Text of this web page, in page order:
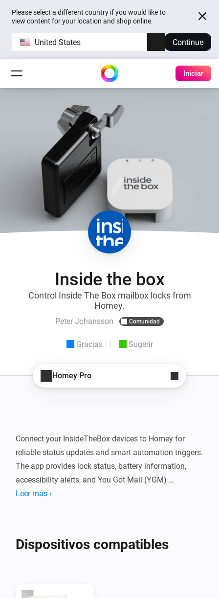
Please select a different country if you would like to
view content for your location and shop online.
United States Continue
Iniciar
Inside the box
Control Inside The Box mailbox locks from
Homey.
Peter Johansson Comunidad
Gracias Sugerir
Homey Pro
Connect your InsideTheBox devices to Homey for
reliable status updates and smart automation triggers.
The app provides lock status, battery information,
accessibility alerts, and You Got Mail (YGM)
notifications directly from the InsideTheBox cloud.
Live lock status and battery monitoring
Leer más ›
Dispositivos compatibles